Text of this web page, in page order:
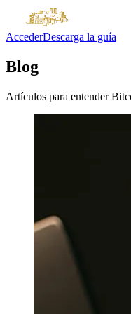
AccederDescarga la guía
Blog
Artículos para entender